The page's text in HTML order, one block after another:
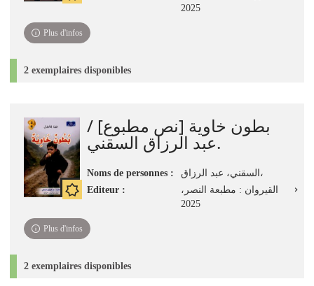
2025
Plus d'infos
2 exemplaires disponibles
بطون خاوية [نص مطبوع] /
عبد الرزاق السقني.
Noms de personnes :
السقني، عبد الرزاق،
Editeur :
القيروان : مطبعة النصر،
2025
Plus d'infos
2 exemplaires disponibles